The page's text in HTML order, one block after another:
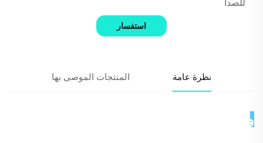
للصدأ
استفسار
نظرة عامة المنتجات الموصى بها
وصف المنتج